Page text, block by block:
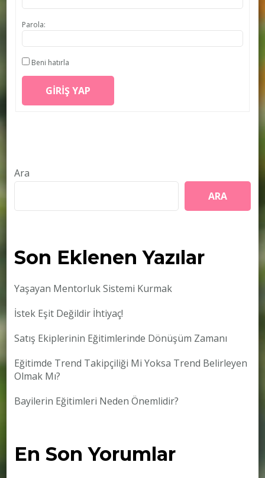
Parola:
Beni hatırla
GIRIŞ YAP
Ara
ARA
Son Eklenen Yazılar
Yaşayan Mentorluk Sistemi Kurmak
İstek Eşit Değildir İhtiyaç!
Satış Ekiplerinin Eğitimlerinde Dönüşüm Zamanı
Eğitimde Trend Takipçiliği Mi Yoksa Trend Belirleyen
Olmak Mı?
Bayilerin Eğitimleri Neden Önemlidir?
En Son Yorumlar